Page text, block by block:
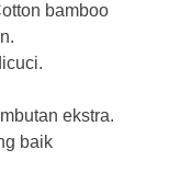
bamboo
ekstra.
baik